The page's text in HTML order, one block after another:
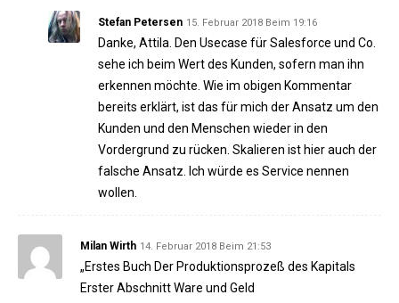
Stefan Petersen 15. Februar 2018 Beim 19:16
Danke, Attila. Den Usecase für Salesforce und Co.
sehe ich beim Wert des Kunden, sofern man ihn
erkennen möchte. Wie im obigen Kommentar
bereits erklärt, ist das für mich der Ansatz um den
Kunden und den Menschen wieder in den
Vordergrund zu rücken. Skalieren ist hier auch der
falsche Ansatz. Ich würde es Service nennen
wollen.
Milan Wirth 14. Februar 2018 Beim 21:53
„Erstes Buch Der Produktionsprozeß des Kapitals
Erster Abschnitt Ware und Geld